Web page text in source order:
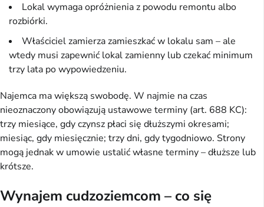
Lokal wymaga opróżnienia z powodu remontu albo
rozbiórki.
Właściciel zamierza zamieszkać w lokalu sam – ale
wtedy musi zapewnić lokal zamienny lub czekać minimum
trzy lata po wypowiedzeniu.
Najemca ma większą swobodę. W najmie na czas
nieoznaczony obowiązują ustawowe terminy (art. 688 KC):
trzy miesiące, gdy czynsz płaci się dłuższymi okresami;
miesiąc, gdy miesięcznie; trzy dni, gdy tygodniowo. Strony
mogą jednak w umowie ustalić własne terminy – dłuższe lub
krótsze.
Wynajem cudzoziemcom – co się